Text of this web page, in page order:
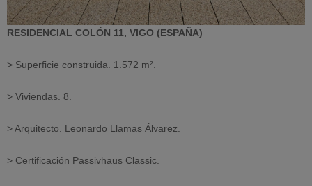
RESIDENCIAL COLÓN 11, VIGO (ESPAÑA)
> Superficie construida. 1.572 m².
> Viviendas. 8.
> Arquitecto. Leonardo Llamas Álvarez.
> Certificación Passivhaus Classic.